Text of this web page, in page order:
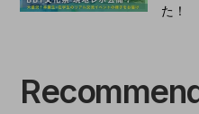
た！